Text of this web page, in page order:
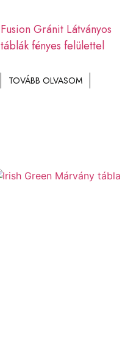
Fusion Gránit Látványos
táblák fényes felülettel
TOVÁBB OLVASOM